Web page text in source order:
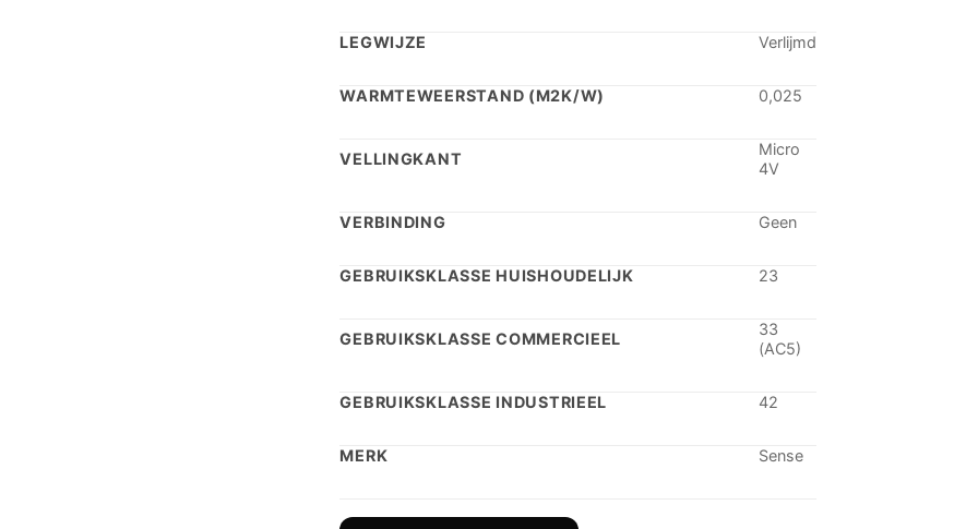
LEGWIJZE Verlijmd
WARMTEWEERSTAND (M2K/W) 0,025
VELLINGKANT
Micro
4V
VERBINDING Geen
GEBRUIKSKLASSE HUISHOUDELIJK 23
GEBRUIKSKLASSE COMMERCIEEL
33
(AC5)
GEBRUIKSKLASSE INDUSTRIEEL 42
MERK Sense